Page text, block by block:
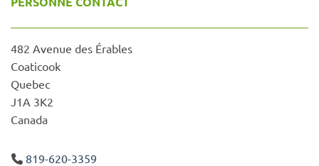
482 Avenue des Érables
Coaticook
Quebec
J1A 3K2
Canada
819-620-3359